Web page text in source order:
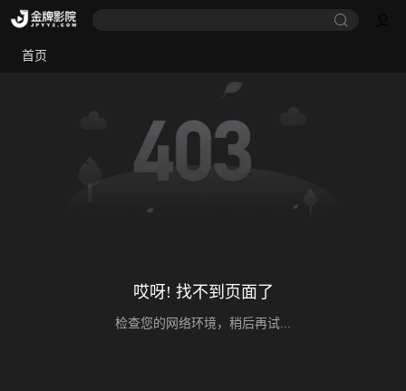
首页
哎呀! 找不到页面了
检查您的网络环境，稍后再试...